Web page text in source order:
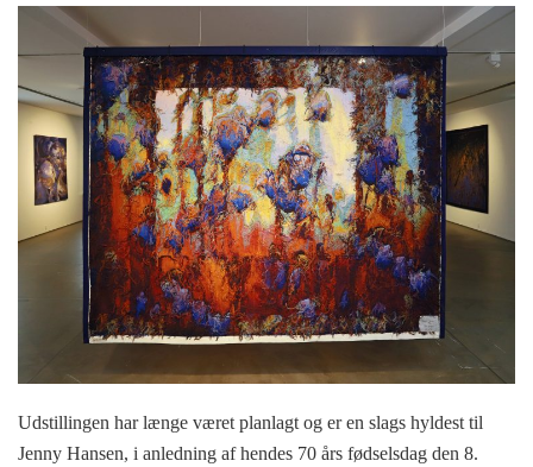
Udstillingen har længe været planlagt og er en slags hyldest til
Jenny Hansen, i anledning af hendes 70 års fødselsdag den 8.